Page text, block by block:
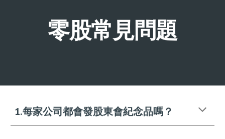
零股常見問題
1.每家公司都會發股東會紀念品嗎？